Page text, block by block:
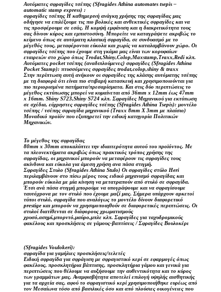
Αυτόματες σφραγίδες τσέπης (Sfragides Athina automates tsepis –
automatic stamp express) :
σφραγίδες τσέπης Η καθημερινή ανάγκη χρήσης της σφραγίδας μας
οδήγησε να επιλέξουμε τις πιο βολικές και ανθεκτικές σφραγίδες και να
τις προσφέρουμε σε εσάς. Η κομψή εμφάνιση και η διακριτικότητα τους
σας δίνουν κύρος και εμπιστοσύνη. Μπορείτε να καταγράψετε ακριβώς το
κείμενο όπως σε αυτόματη κλασική σφραγίδα, σε συνδυασμό με το
μέγεθός τους, μεταφέρονται εύκολα και χωρίς να καταλαμβάνουν χώρο. Οι
σφραγίδες τσέπης που έχουμε στη γκάμα μας είναι των κορυφαίων
εταιρειών στο χώρο όπως Trodat,Shiny,Colop,Maxstamp,Traxx,Redi κλπ.
Αυτόματες pocket τσέπης (αναδιπλούμενες) σφραγίδες (Sfragides Athina
Pocket Stamp): πτυσσόμενες σφραγίδες trodat,colop,shiny & traxx
Στην περίπτωση αυτή ανήκουν οι σφραγίδες της κλάσης αυτόματης τσέπης
με τη διαφορά ότι είναι πιο στιβαρή κατασκευή και χρησιμοποιούνται για
πιο περιορισμένα πατήματα/πρεσαρίσματα. Και στις δύο περιπτώσεις το
μέγεθος εκτύπωσης μπορεί να κυμαίνεται από 36mm x 12mm έως 47mm
x 16mm. Shiny S723,Shiny S724 κλπ. Σφραγίδες Μηχανικού για εκτύπωση
σε σχέδια, εύχρηστες σφραγίδες τσέπης (Sfragides Athina Tsepis): μοντέλο
τσέπης / τσέπης σφραγίδα μηχανικού (Traxx 8mm X 3mm με πλαίσιο)
Μοναδικό προϊόν που εξυπηρετεί την ειδική κατηγορία Πολιτικών
Μηχανικών.
Το μέγεθος της σφραγίδας
80mm x 30mm αποκαλύπτει την ιδιαιτερότητα αυτού του προϊόντος. Με
τα πλεονεκτήματα ακριβώς όπως πρακτικός τρόπος χρήσης της
σφραγίδας, οι μηχανικοί μπορούν να μεταφέρουν τις σφραγίδες τους
ακίνδυνα και εύκολα για άμεση χρήση ανα πάσα στιγμή.
Σφραγίδες Στυλο (Sfragides Athina Stulo) Οι σφραγίδες στύλο Heri
περιλαμβάνουν στο πίσω μέρος τους ειδικό μηχανισμό σφραγίδας και
μπορούν εύκολα με μία κίνηση να μετατραπούν από στυλό σε σφραγίδα.
Έτσι ανά πάσα στιγμή μπορούμε να υπογράψουμε και να σφραγίσουμε
ταυτόχρονα με τον στυλό που έχουμε μαζί μας. Σήμερα υπάρχουν αρκετοί
τύποι στυλό, σφραγίδα που αναλόγως το μοντέλο δίνουν διαφορετικό
prestige και μπορούν να χρησιμοποιηθούν σε διαφορετικές περιπτώσεις. Οι
στυλοί διατίθενται σε διάφορους χρωματισμούς
χρυσό,ασημί,μπορντό,μαύρο,μπλε κλπ. Σφραγίδες για ταχυδρομικούς
φακέλους και προσκλήσεις σε γάμους-βαπτίσεις / Σφραγίδες Βουλοκέρι
(Sfragides Voulokeri):
σφραγίδα για γαμήλιες προσκλήσεις/τελετές
Ειδική σφραγίδα για σφράγιση με σφραγιστικό κερί σε εφαρμογές όπως
φακέλους, προσκλητήρια βάπτισης, προσκλητήρια γάμου και γενικά για
περιπτώσεις που θέλουμε να αυξήσουμε την αυθεντικότητα και το κύρος
των γραμμάτων μας. Αναμφισβήτητα αποτελεί επιλογή υψηλής αισθητικής
για τα αρχεία σας, αφού το σφραγιστικό κερί χρησιμοποιήθηκε ευρέως από
τον Μεσαίωνα τόσο από βασιλικές όσο και από πλούσιες οικογένειες που